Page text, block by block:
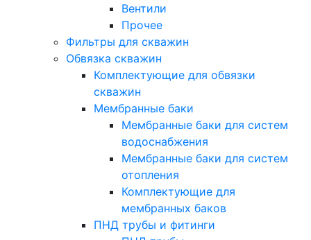
Вентили
Прочее
Фильтры для скважин
Обвязка скважин
Комплектующие для обвязки
скважин
Мембранные баки
Мембранные баки для систем
водоснабжения
Мембранные баки для систем
отопления
Комплектующие для
мембранных баков
ПНД трубы и фитинги